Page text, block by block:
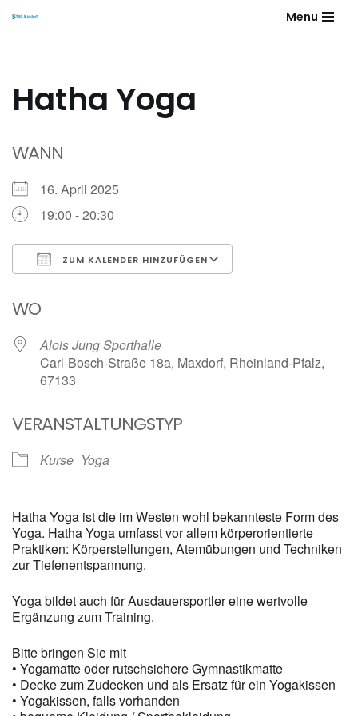
Menu
Hatha Yoga
WANN
16. April 2025
19:00 - 20:30
ZUM KALENDER HINZUFÜGEN
WO
Alois Jung Sporthalle
Carl-Bosch-Straße 18a, Maxdorf, Rheinland-Pfalz,
67133
VERANSTALTUNGSTYP
Kurse Yoga
Hatha Yoga ist die im Westen wohl bekannteste Form des
Yoga. Hatha Yoga umfasst vor allem körperorientierte
Praktiken: Körperstellungen, Atemübungen und Techniken
zur Tiefenentspannung.
Yoga bildet auch für Ausdauersportler eine wertvolle
Ergänzung zum Training.
Bitte bringen Sie mit
• Yogamatte oder rutschsichere Gymnastikmatte
• Decke zum Zudecken und als Ersatz für ein Yogakissen
• Yogakissen, falls vorhanden